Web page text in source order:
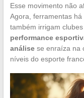
Esse movimento não
Agora, ferramentas
também irrigam
performance
análisese enraíza na
níveis do esporte